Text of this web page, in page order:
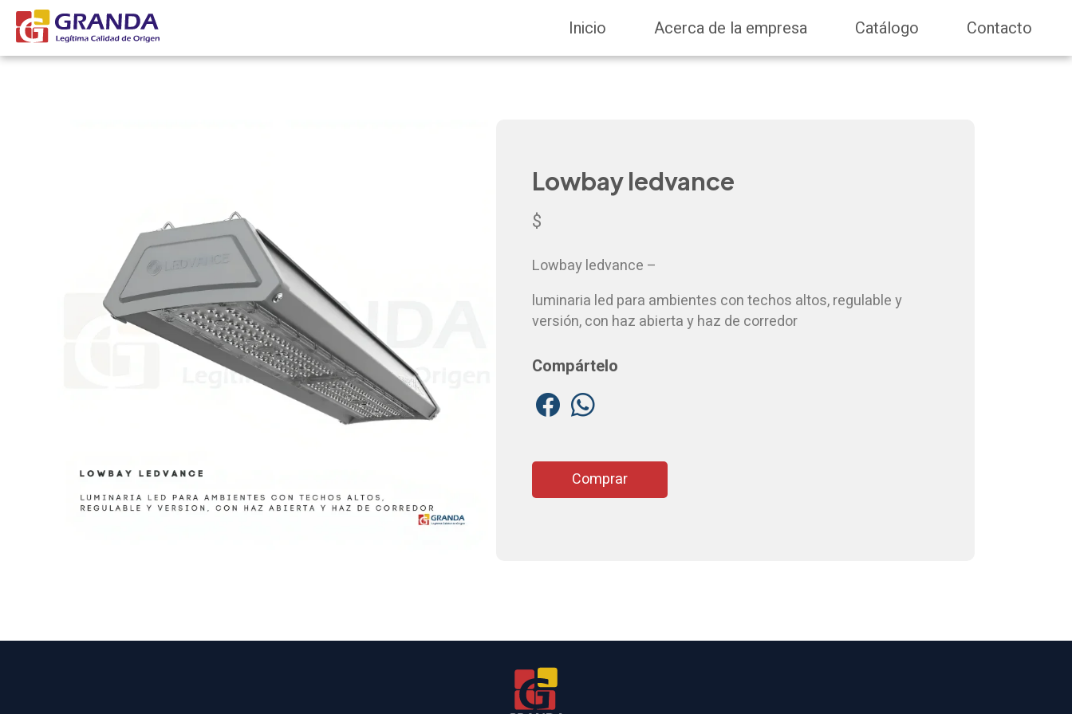
Inicio Acerca de la empresa Catálogo Contacto
Lowbay ledvance
$
Lowbay ledvance –
luminaria led para ambientes con techos altos, regulable y
versión, con haz abierta y haz de corredor
Compártelo
Comprar